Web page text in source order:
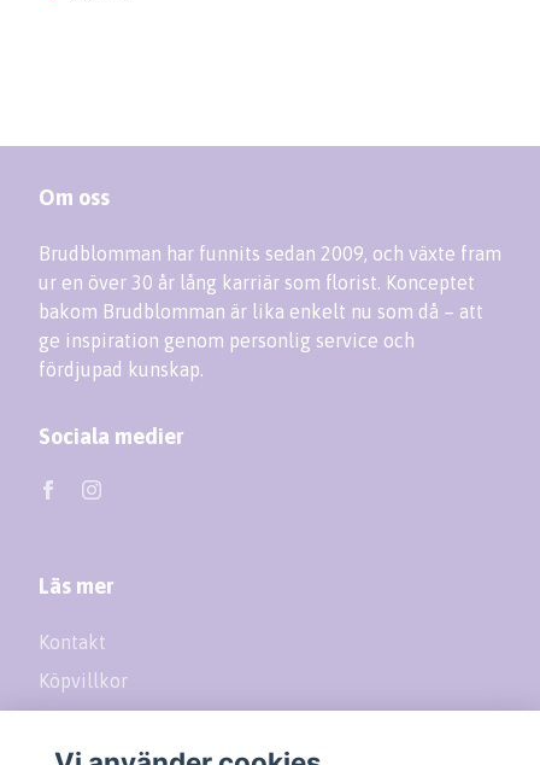
Om oss
Brudblomman har funnits sedan 2009, och växte fram
ur en över 30 år lång karriär som florist. Konceptet
bakom Brudblomman är lika enkelt nu som då – att
ge inspiration genom personlig service och
fördjupad kunskap.
Sociala medier
Läs mer
Kontakt
Köpvillkor